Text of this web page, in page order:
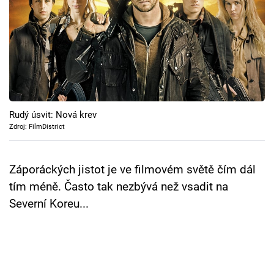
Seriály
Hry
Cool Esport
Pořady
TV Program
Přihlášení
Rudý úsvit: Nová krev
Zdroj: FilmDistrict
Záporáckých jistot je ve filmovém světě čím dál
tím méně. Často tak nezbývá než vsadit na
Severní Koreu...